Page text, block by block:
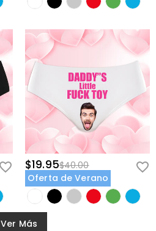
$19.95$40.00
Oferta de Verano
Ver Más